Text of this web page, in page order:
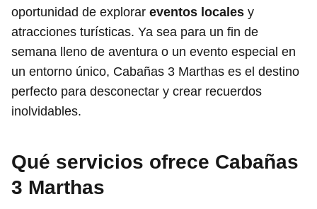
oportunidad de explorar eventos locales y
atracciones turísticas. Ya sea para un fin de
semana lleno de aventura o un evento especial en
un entorno único, Cabañas 3 Marthas es el destino
perfecto para desconectar y crear recuerdos
inolvidables.
Qué servicios ofrece Cabañas
3 Marthas